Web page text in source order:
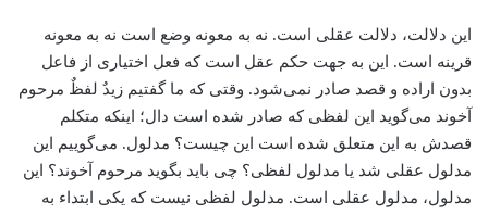
این دلالت، ‌دلالت عقلی است. نه به معونه وضع است نه به معونه
قرینه است. این به جهت حکم عقل است که فعل اختیاری از فاعل
بدون اراده و قصد صادر نمی‌شود. وقتی که ما گفتیم زیدٌ لفظٌ مرحوم
آخوند می‌گوید این لفظی که صادر شده است دال؛ اینکه متکلم
قصدش به این متعلق شده است این چیست؟ مدلول. می‌گوییم این
مدلول عقلی شد یا مدلول لفظی؟ چی باید بگوید مرحوم آخوند؟ این
مدلول، ‌مدلول عقلی است. مدلول لفظی نیست که یکی ابتداء‌ به